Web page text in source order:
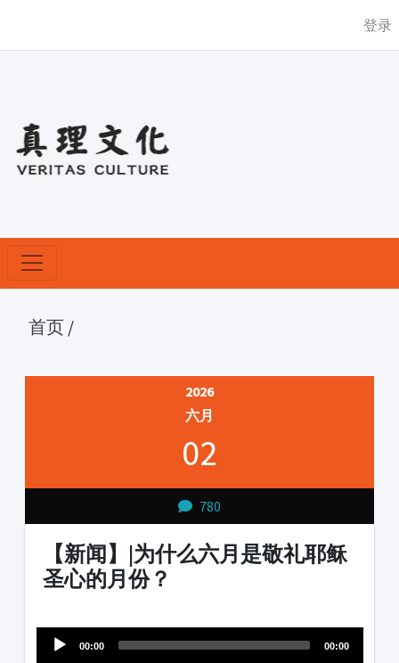
登录
首页 /
2026
六月
02
780
【新闻】|为什么六月是敬礼耶稣
圣心的月份？
Player
00:00 00:00